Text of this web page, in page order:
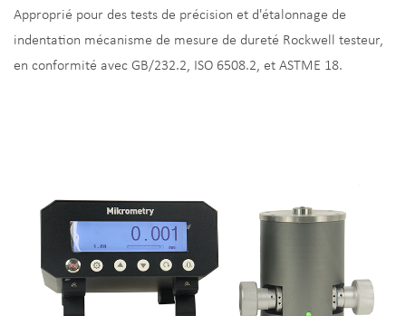
Approprié pour des tests de précision et d'étalonnage de
indentation mécanisme de mesure de dureté Rockwell testeur,
en conformité avec GB/232.2, ISO 6508.2, et ASTME 18.